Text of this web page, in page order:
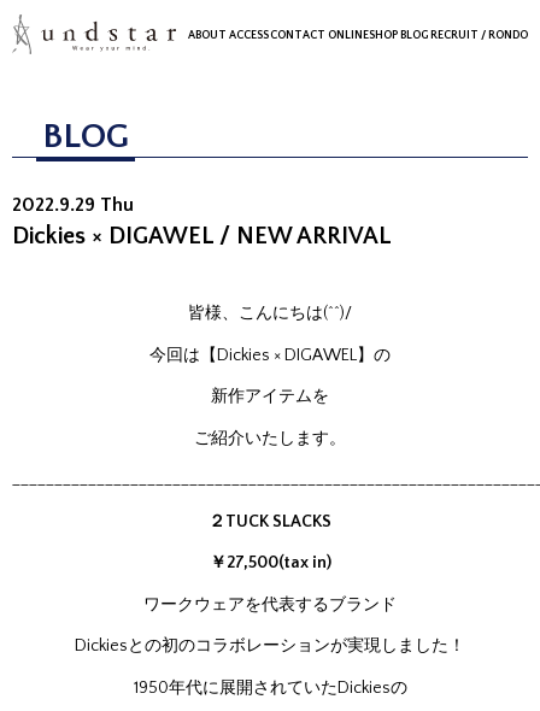
ABOUT ACCESSCONTACT ONLINESHOP BLOG RECRUIT / RONDO
BLOG
2022.9.29 Thu
Dickies × DIGAWEL / NEW ARRIVAL
皆様、こんにちは(^^)/
今回は【Dickies × DIGAWEL】の
新作アイテムを
ご紹介いたします。
２TUCK SLACKS
￥27,500(tax in)
ワークウェアを代表するブランド
Dickiesとの初のコラボレーションが実現しました！
1950年代に展開されていたDickiesの